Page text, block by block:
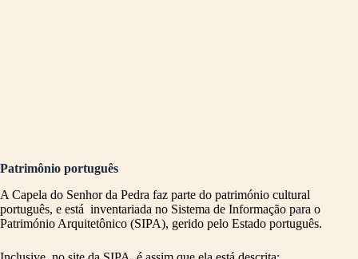
Patrimônio português
A Capela do Senhor da Pedra faz parte do património cultural
português, e está inventariada no Sistema de Informação para o
Património Arquitetônico (SIPA), gerido pelo Estado português.